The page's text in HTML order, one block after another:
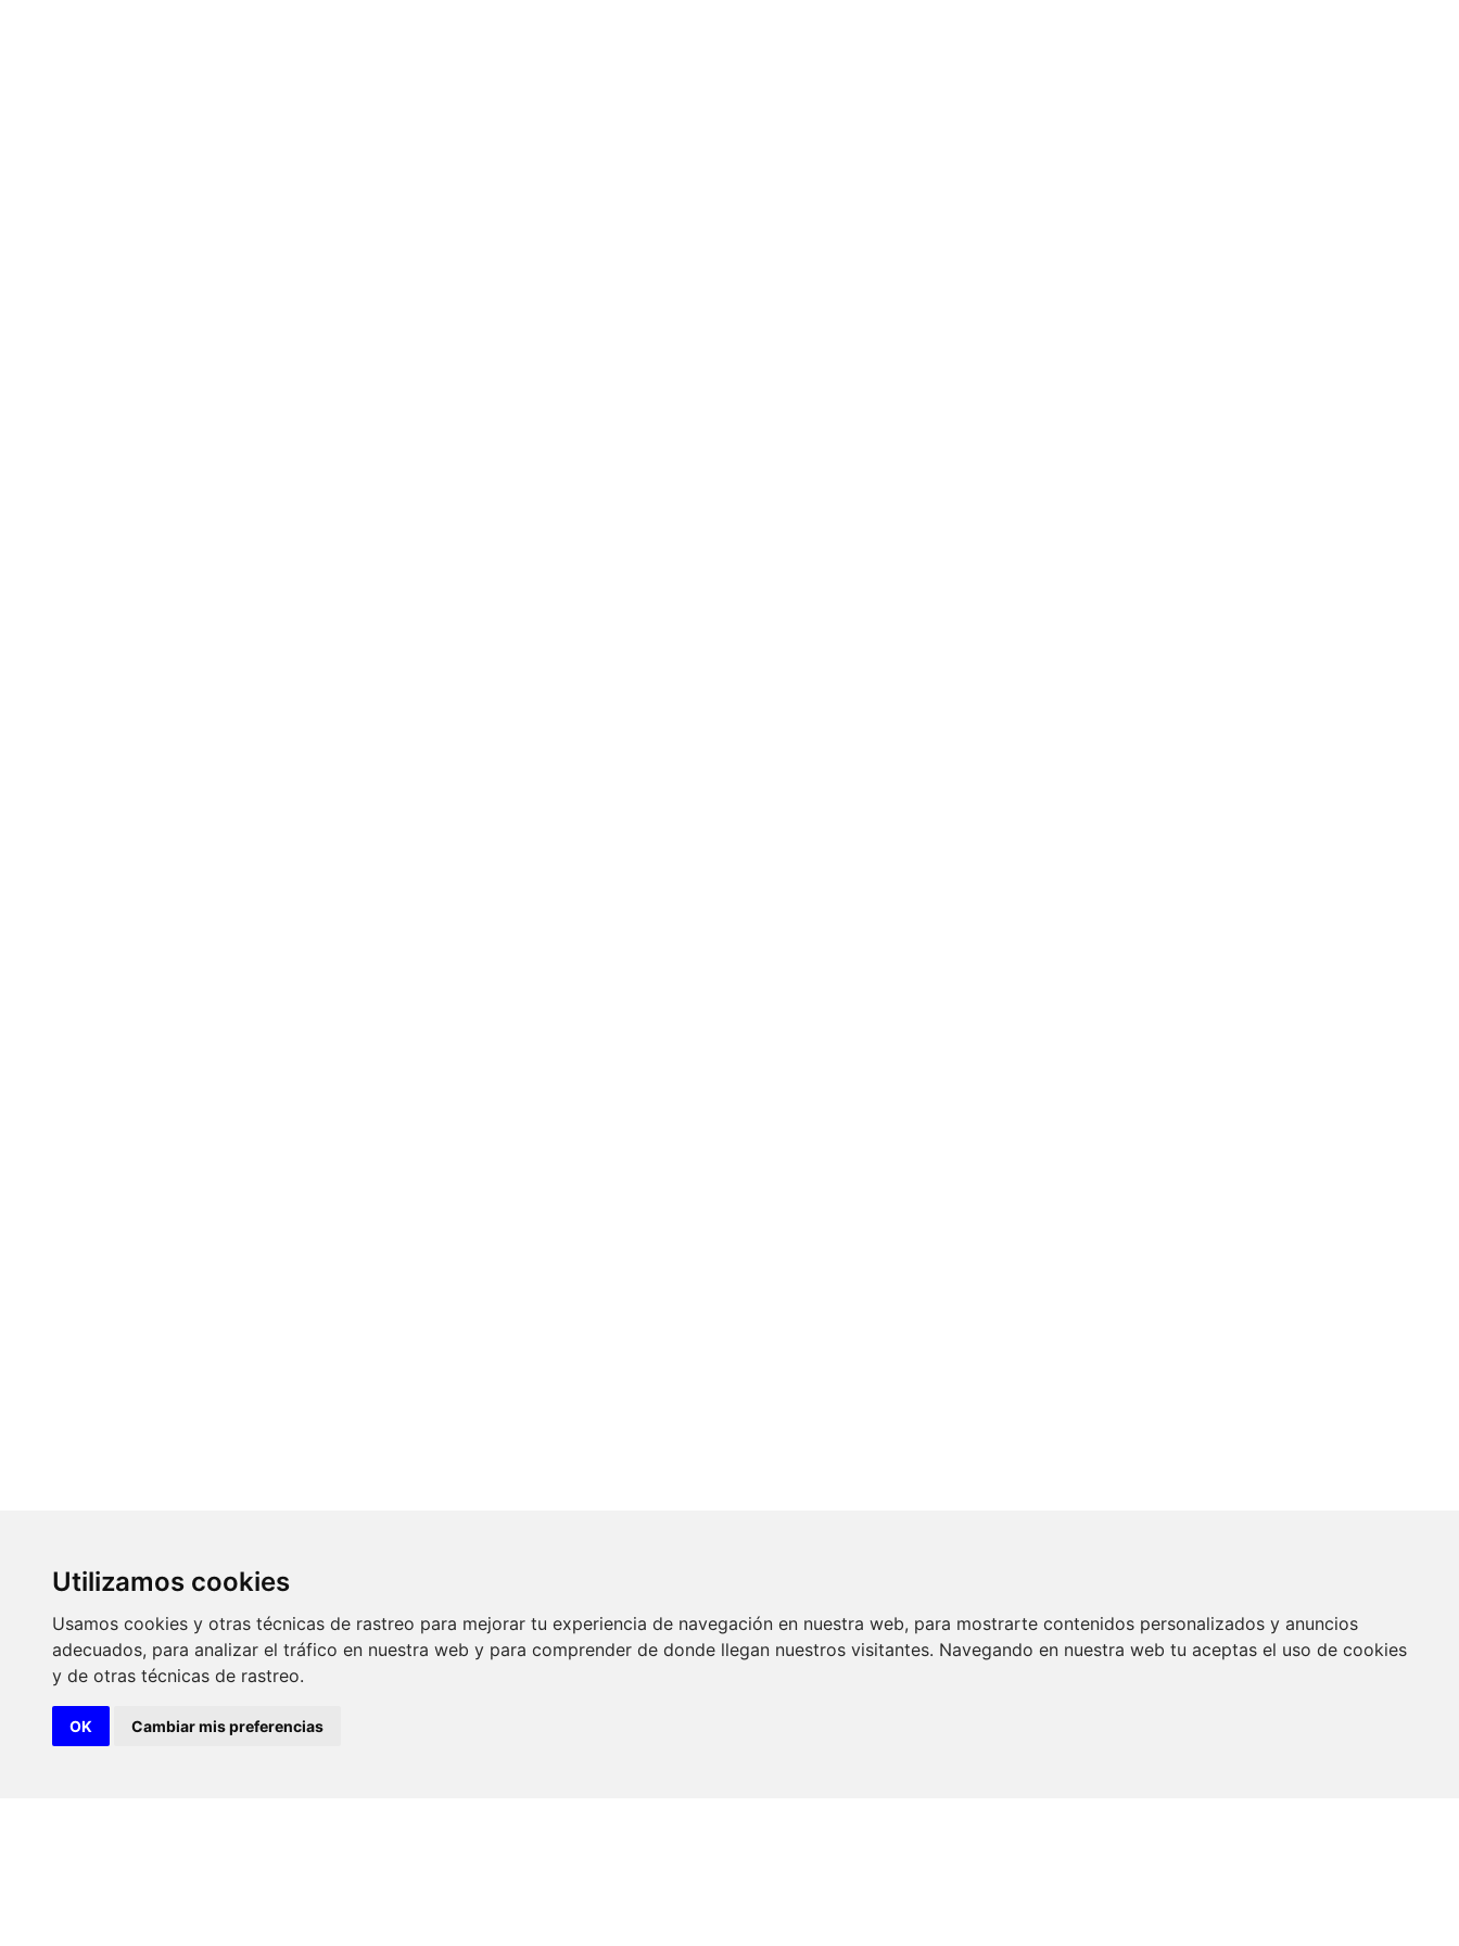
Utilizamos cookies
Usamos cookies y otras técnicas de rastreo para mejorar tu experiencia de navegación en nuestra web, para mostrarte contenidos personalizados y anuncios
adecuados, para analizar el tráfico en nuestra web y para comprender de donde llegan nuestros visitantes. Navegando en nuestra web tu aceptas el uso de cookies
y de otras técnicas de rastreo.
OK Cambiar mis preferencias